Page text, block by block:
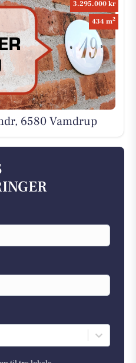
3.295.000 kr
434 m2
6580 Vamdrup